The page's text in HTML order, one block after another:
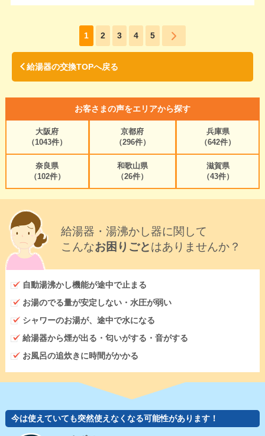
1 2 3 4 5
給湯器の交換TOPへ戻る
お客さまの声をエリアから探す
大阪府
（1043件）
京都府
（296件）
兵庫県
（642件）
奈良県
（102件）
和歌山県
（26件）
滋賀県
（43件）
給湯器・湯沸かし器に関して
こんなお困りごとはありませんか？
自動湯沸かし機能が途中で止まる
お湯のでる量が安定しない・水圧が弱い
シャワーのお湯が、途中で水になる
給湯器から煙が出る・匂いがする・音がする
お風呂の追炊きに時間がかかる
今は使えていても突然使えなくなる可能性があります！